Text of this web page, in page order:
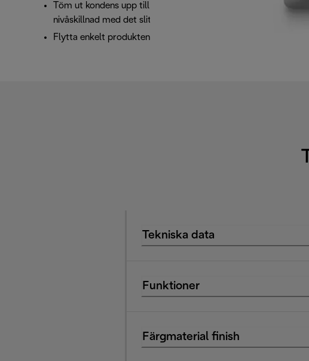
Töm ut kondens upp till en 5 meter stor
nivåskillnad med det slitstarka pumpsystemet
Flytta enkelt produkten med integrerade hjul
Tekniska data
Funktioner
Färgmaterial finish